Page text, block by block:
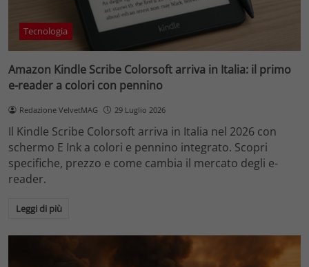
Tecnologia
Amazon Kindle Scribe Colorsoft arriva in Italia: il primo
e-reader a colori con pennino
Redazione VelvetMAG 29 Luglio 2026
Il Kindle Scribe Colorsoft arriva in Italia nel 2026 con
schermo E Ink a colori e pennino integrato. Scopri
specifiche, prezzo e come cambia il mercato degli e-
reader.
Leggi di più